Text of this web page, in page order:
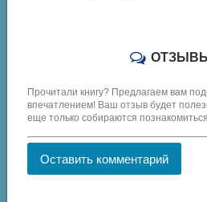
Прочитали книгу? Предлагаем вам
впечатлением! Ваш отзыв будет
еще только собираются
Оставить комментарий